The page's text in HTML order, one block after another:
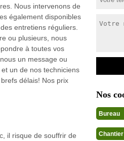
Nous intervenons de
également disponibles
entretiens réguliers.
ou plusieurs, nous
à toutes vos
un message ou
un de nos techniciens
délais! Nos prix
il risque de souffrir de
Nos
Bureau
Chantier